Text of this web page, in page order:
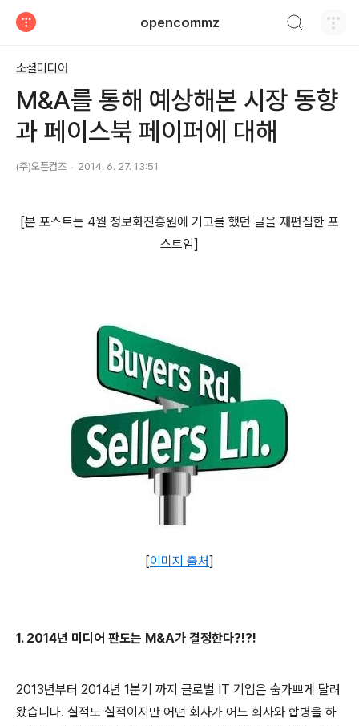
opencommz
소셜미디어
M&A를 통해 예상해본 시장 동향
과 페이스북 페이퍼에 대해
(주)오픈컴즈 2014. 6. 27. 13:51
[본 포스트는 4월 정보화진흥원에 기고를 했던 글을 재편집한 포
스트임]
[이미지 출처]
1. 2014년 미디어 판도는 M&A가 결정한다?!?!
2013년부터 2014년 1분기 까지 글로벌 IT 기업은 숨가쁘게 달려
왔습니다. 실적도 실적이지만 어떤 회사가 어느 회사와 합병을 하